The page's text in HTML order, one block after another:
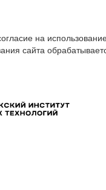
на
сайта